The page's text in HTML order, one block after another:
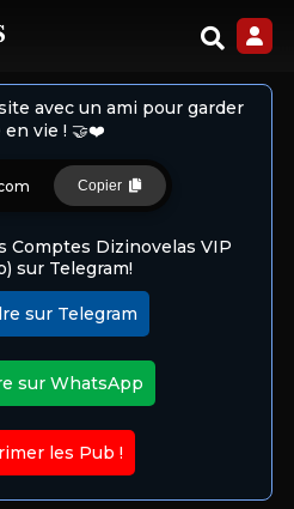
avec un ami pour garder
en vie ! 🤝❤️
Copier
Comptes Dizinovelas VIP
sur Telegram!
sur Telegram
sur WhatsApp
les Pub !